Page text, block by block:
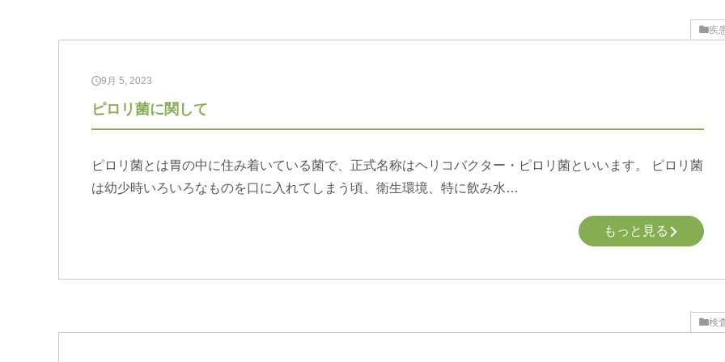
疾
9月 5, 2023
ピロリ菌に関して
ピロリ菌とは胃の中に住み着いている菌で、正式名称はヘリコバクター・ピロリ菌といいます。 ピロリ菌
は幼少時いろいろなものを口に入れてしまう頃、衛生環境、特に飲み水…
もっと見る
検